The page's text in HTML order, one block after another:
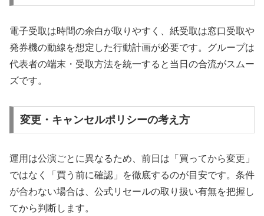
電子受取は時間の余白が取りやすく、紙受取は窓口受取や
発券機の動線を想定した行動計画が必要です。グループは
代表者の端末・受取方法を統一すると当日の合流がスムー
ズです。
変更・キャンセルポリシーの考え方
運用は公演ごとに異なるため、前日は「買ってから変更」
ではなく「買う前に確認」を徹底するのが目安です。条件
が合わない場合は、公式リセールの取り扱い有無を把握し
てから判断します。